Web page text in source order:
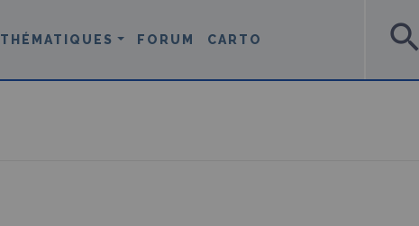
THÉMATIQUES FORUM CARTO search